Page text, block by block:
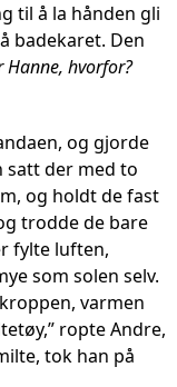
til å la hånden gli
badekaret. Den
Hanne, hvorfor?
og gjorde
satt der med to
og holdt de fast
trodde de bare
fylte luften,
som solen selv.
varmen
ropte Andre,
tok han på